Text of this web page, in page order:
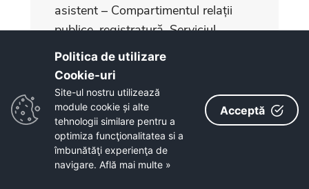
asistent – Compartimentul relații
publice, registratură, Serviciul
coordonare instituții subordonate,
relații publice, Direcția juridică,
administrație locală
Consilier juridic, clasa I, grad
profesional debutant –
Compartimentul administrare
domeniu public și privat, Serviciul
Politica de utilizare
Cookie-uri‎
Site-ul nostru utilizează
module cookie și alte
tehnologii similare pentru a
optimiza funcţionalitatea si a
îmbunătăţi experienţa de
navigare. Află mai multe »
Acceptă